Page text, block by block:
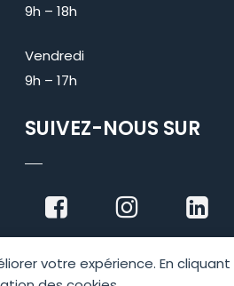
votre expérience. En
9h – 18h
Vendredi
9h – 17h
SUIVEZ-NOUS SUR